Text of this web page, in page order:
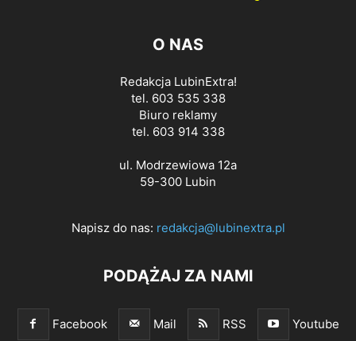
O NAS
Redakcja LubinExtra!
tel. 603 535 338
Biuro reklamy
tel. 603 914 338
ul. Modrzewiowa 12a
59-300 Lubin
Napisz do nas: redakcja@lubinextra.pl
PODĄŻAJ ZA NAMI
Facebook Mail RSS Youtube